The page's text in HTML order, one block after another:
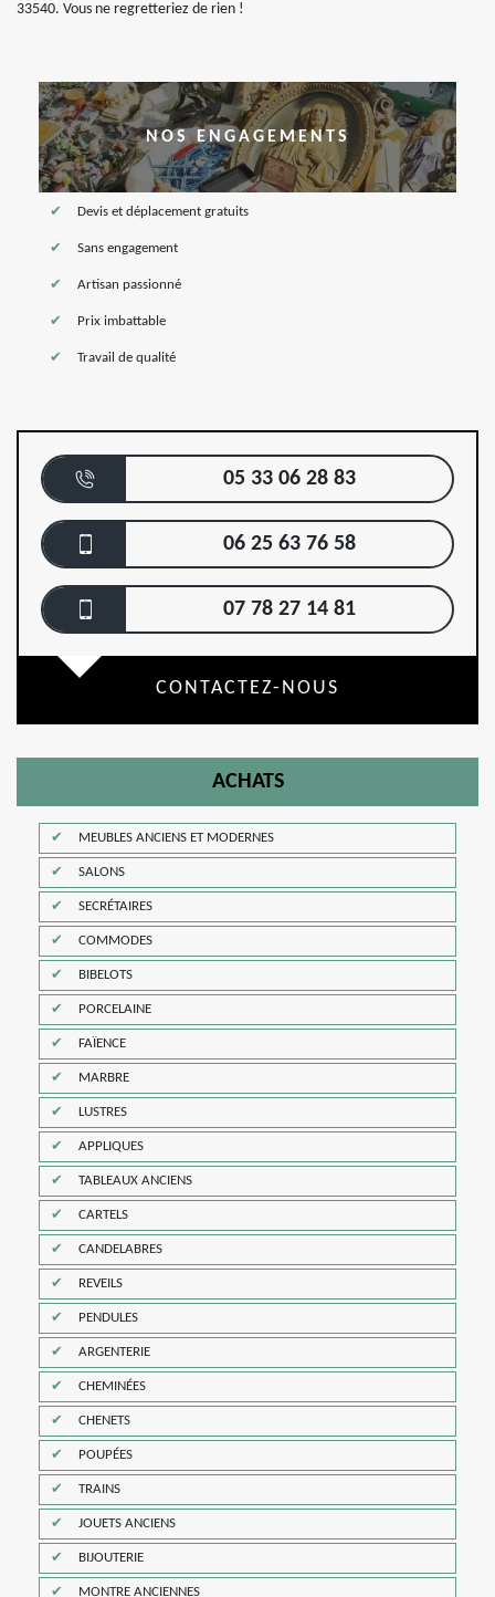
33540. Vous ne regretteriez de rien !
NOS ENGAGEMENTS
Devis et déplacement gratuits
Sans engagement
Artisan passionné
Prix imbattable
Travail de qualité
05 33 06 28 83
06 25 63 76 58
07 78 27 14 81
CONTACTEZ-NOUS
ACHATS
MEUBLES ANCIENS ET MODERNES
SALONS
SECRÉTAIRES
COMMODES
BIBELOTS
PORCELAINE
FAÏENCE
MARBRE
LUSTRES
APPLIQUES
TABLEAUX ANCIENS
CARTELS
CANDELABRES
REVEILS
PENDULES
ARGENTERIE
CHEMINÉES
CHENETS
POUPÉES
TRAINS
JOUETS ANCIENS
BIJOUTERIE
MONTRE ANCIENNES